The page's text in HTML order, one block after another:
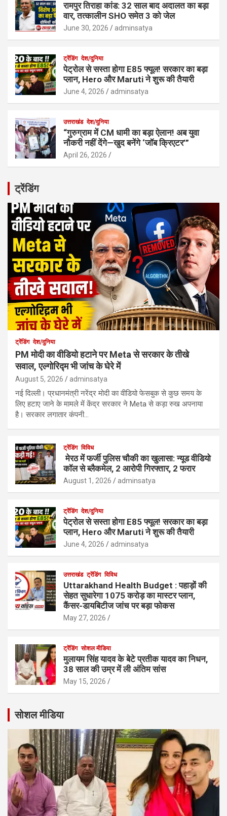
रामपुर तिराहा कांड: 32 साल बाद अदालत का बड़ा
वार, तत्कालीन SHO समेत 3 को जेल
June 30, 2026 adminsatya
ट्रेंडिंग देश/दुनिया
पेट्रोल से सस्ता होगा E85 फ्यूल! सरकार का बड़ा
प्लान, Hero और Maruti ने शुरू की तैयारी
June 4, 2026 adminsatya
उत्तराखंड देश/दुनिया
“गुरुग्राम में CM धामी का बड़ा ऐलान! अब युवा
नौकरी नहीं देंगे—खुद बनेंगे ‘जॉब क्रिएटर’”
April 26, 2026
ट्रेंडिंग
ट्रेंडिंग देश/दुनिया
PM मोदी का वीडियो हटाने पर Meta से सरकार के तीखे
सवाल, एल्गोरिद्म भी जांच के घेरे में
August 5, 2026 adminsatya
नई दिल्ली। प्रधानमंत्री नरेंद्र मोदी का वीडियो फेसबुक से कुछ समय के
लिए हटाए जाने के मामले में केंद्र सरकार ने Meta से कड़ा रुख अपनाया
है। सरकार लगातार कंपनी…
ट्रेंडिंग विविध
मेरठ में फर्जी पुलिस चौकी का खुलासा: न्यूड वीडियो
कॉल से ब्लैकमेल, 2 आरोपी गिरफ्तार, 2 फरार
August 1, 2026 adminsatya
ट्रेंडिंग देश/दुनिया
पेट्रोल से सस्ता होगा E85 फ्यूल! सरकार का बड़ा
प्लान, Hero और Maruti ने शुरू की तैयारी
June 4, 2026 adminsatya
उत्तराखंड ट्रेंडिंग विविध
Uttarakhand Health Budget : पहाड़ों की
सेहत सुधारेगा 1075 करोड़ का मास्टर प्लान,
कैंसर-डायबिटीज जांच पर बड़ा फोकस
May 27, 2026
ट्रेंडिंग सोशल मीडिया
मुलायम सिंह यादव के बेटे प्रतीक यादव का निधन,
38 साल की उम्र में ली अंतिम सांस
May 15, 2026
सोशल मीडिया